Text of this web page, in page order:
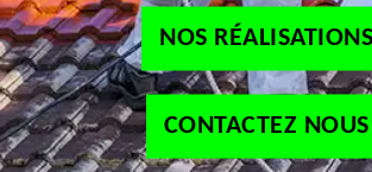
NOS RÉALISATIONS
CONTACTEZ NOUS